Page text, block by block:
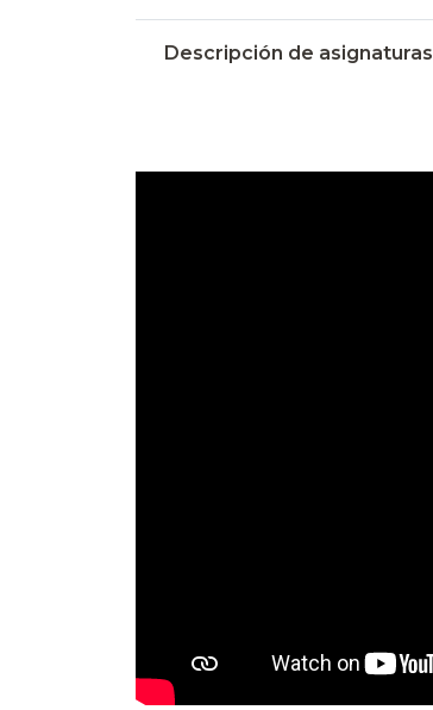
Descripción de asignaturas